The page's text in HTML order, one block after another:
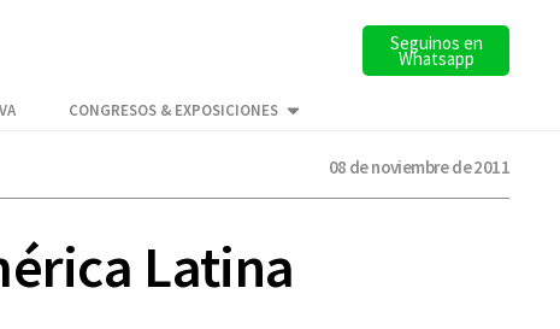
Seguinos en
Whatsapp
CONGRESOS & EXPOSICIONES
08 de noviembre de 2011
Latina